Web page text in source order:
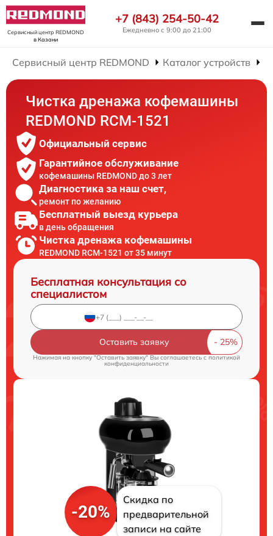
Сервисный центр REDMOND
в Казани
+7 (843) 254-50-42
Ежедневно с 9:00 до 21:00
Сервисный центр REDMOND Каталог устройств
Чистка дренажа кофемашины
REDMOND RCM-1521
Официальный сервис
Гарантийное обслуживание
кофемашины REDMOND до 3 лет
Диагностика за наш счет,
ремонт по желанию
Бесплатный выезд курьера
в день обращения
Чистка дренажа кофемашины
REDMOND RCM-1521 от 35 минут
Бесплатная консультация со
специалистом
Оставить заявку
Нажимая на кнопку "Оставить заявку" Вы соглашаетесь c политикой
конфиденциальности
-20%
Скидка по
предварительной
записи на сайте